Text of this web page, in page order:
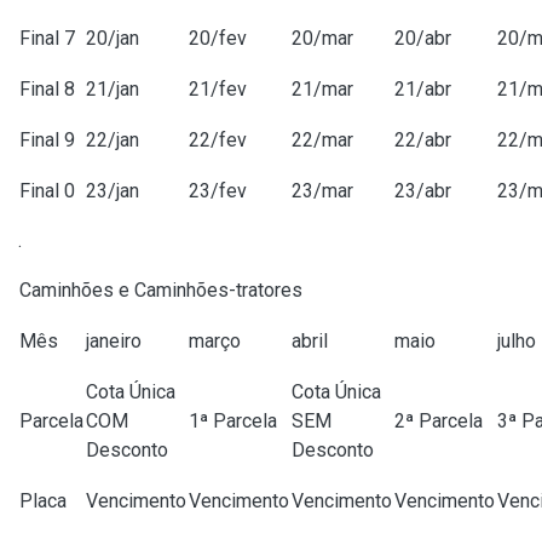
Final 7 20/jan 20/fev 20/mar 20/abr 20/
Final 8 21/jan 21/fev 21/mar 21/abr 21/
Final 9 22/jan 22/fev 22/mar 22/abr 22/
Final 0 23/jan 23/fev 23/mar 23/abr 23/
.
Caminhões e Caminhões-tratores
Mês janeiro março abril maio julho
Parcela
Cota Única
COM
Desconto
1ª Parcela
Cota Única
SEM
Desconto
2ª Parcela 3ª
Placa VencimentoVencimentoVencimentoVencimento